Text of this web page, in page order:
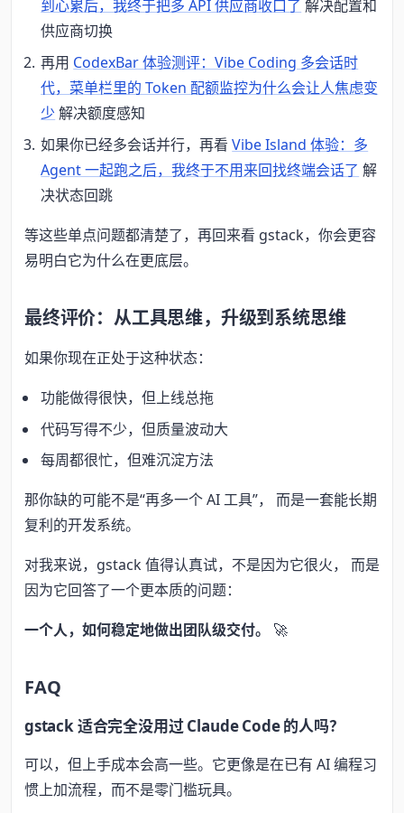
到心累后，我终于把多 API 供应商收口了 解决配置和
供应商切换
再用 CodexBar 体验测评：Vibe Coding 多会话时
代，菜单栏里的 Token 配额监控为什么会让人焦虑变
少 解决额度感知
如果你已经多会话并行，再看Vibe Island 体验：多
Agent 一起跑之后，我终于不用来回找终端会话了 解
决状态回跳
等这些单点问题都清楚了，再回来看 gstack，你会更容
易明白它为什么在更底层。
最终评价：从工具思维，升级到系统思维
如果你现在正处于这种状态：
功能做得很快，但上线总拖
代码写得不少，但质量波动大
每周都很忙，但难沉淀方法
那你缺的可能不是“再多一个 AI 工具”， 而是一套能长期
复利的开发系统。
对我来说，gstack 值得认真试，不是因为它很火， 而是
因为它回答了一个更本质的问题：
一个人，如何稳定地做出团队级交付。
🚀
FAQ
gstack 适合完全没用过 Claude Code 的人吗？
可以，但上手成本会高一些。它更像是在已有 AI 编程习
惯上加流程，而不是零门槛玩具。